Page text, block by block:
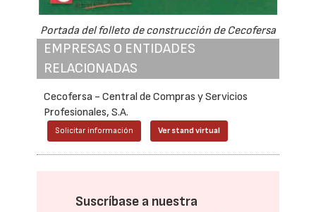
Portada del folleto de construcción de Cecofersa
EMPRESAS O ENTIDADES
RELACIONADAS
Cecofersa - Central de Compras y Servicios
Profesionales, S.A.
Solicitar información Ver stand virtual
Suscríbase a nuestra